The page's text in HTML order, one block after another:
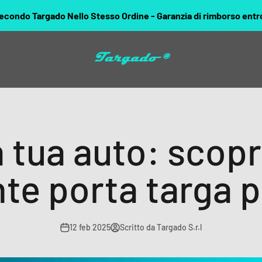
Nello Stesso Ordine - Garanzia di rimborso entro 15 giorni.
Targado
tua auto:
porta targa
12 feb 2025 Scritto da Targado S.r.l